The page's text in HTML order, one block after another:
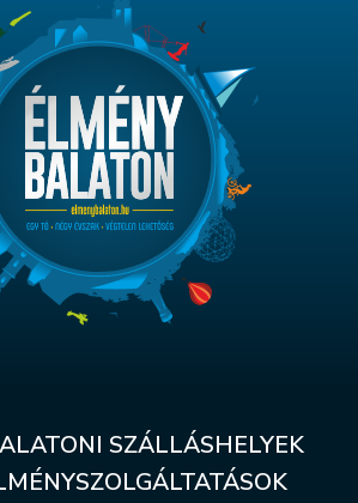
SZÁLLÁSHELYEK